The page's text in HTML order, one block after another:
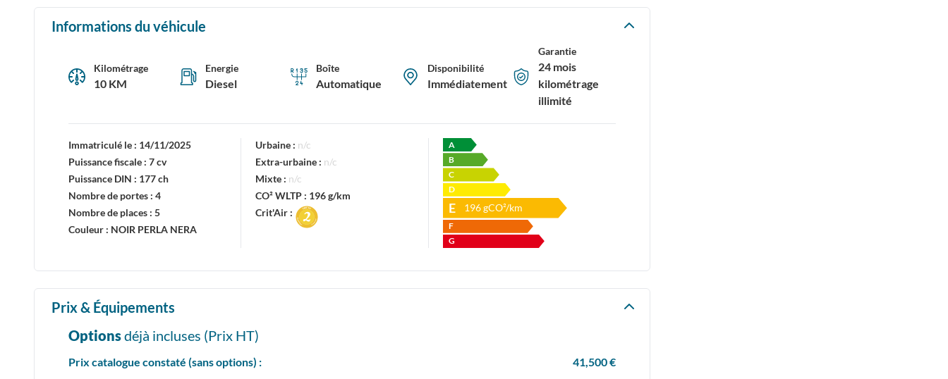
Informations du véhicule
Kilométrage
10 KM
Energie
Diesel
Boîte
Automatique
Disponibilité
Immédiatement
Garantie
24 mois
kilométrage
illimité
Immatriculé le : 14/11/2025
Puissance fiscale : 7 cv
Puissance DIN : 177 ch
Nombre de portes : 4
Nombre de places : 5
Couleur : NOIR PERLA NERA
Urbaine : n/c
Extra-urbaine : n/c
Mixte : n/c
CO² WLTP : 196 g/km
Crit'Air :
A
B
C
D
E 196gCO²/km
F
G
Prix & Équipements
Optionsdéjà incluses (Prix HT)
Prix catalogue constaté (sans options) :
41,500 €